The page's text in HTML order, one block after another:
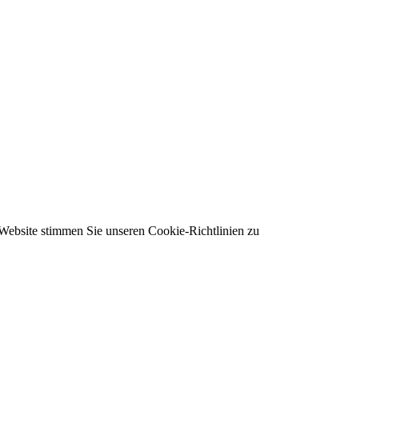
stimmen Sie unseren Cookie-Richtlinien zu